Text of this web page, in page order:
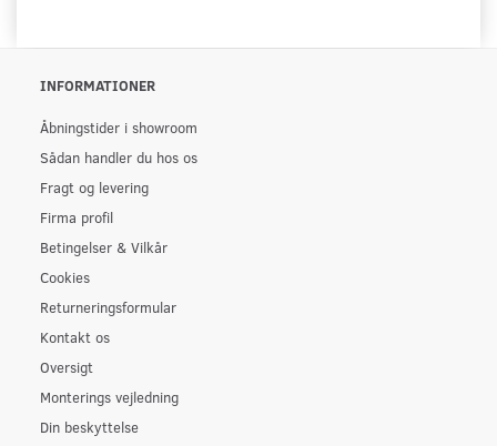
INFORMATIONER
Åbningstider i showroom
Sådan handler du hos os
Fragt og levering
Firma profil
Betingelser & Vilkår
Cookies
Returneringsformular
Kontakt os
Oversigt
Monterings vejledning
Din beskyttelse